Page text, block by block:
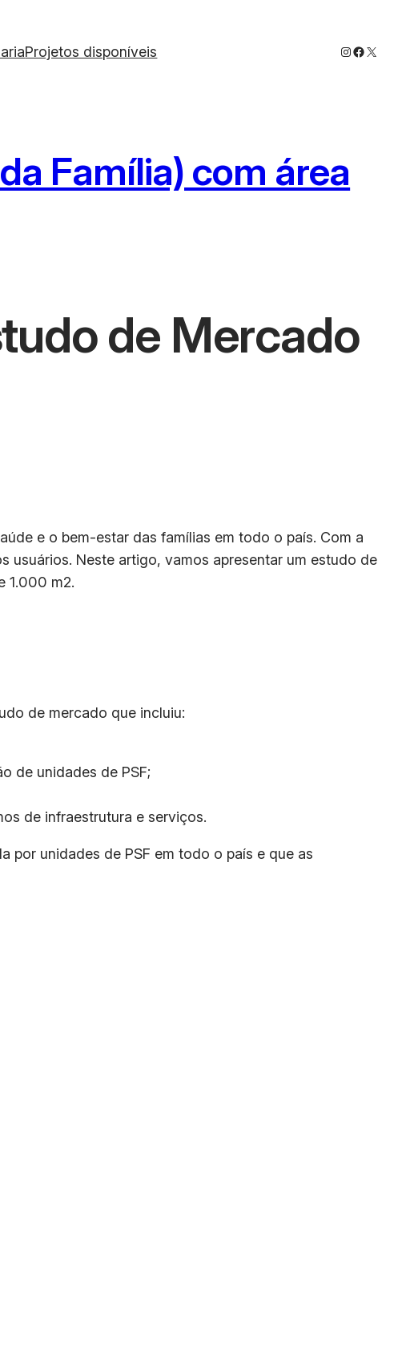
Projetos disponíveis Instagram
X
Família) com área
de Mercado
e o bem-estar das famílias em todo o país. Com a
usuários. Neste artigo, vamos apresentar um estudo de
1.000 m2.
de mercado que incluiu:
de unidades de PSF;
de infraestrutura e serviços.
por unidades de PSF em todo o país e que as